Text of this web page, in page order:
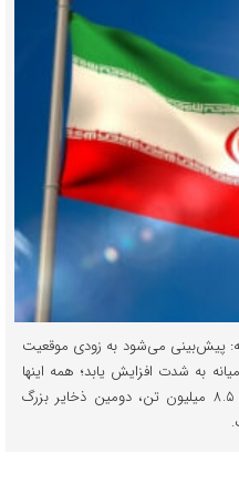
پیش‌بینی می‌شود به زودی موقعیت
به شدت افزایش یابد؛ همه اینها
پس از کشف ذخایر عظیم لیتیوم حاوی ۸.۵ میلیون تن، دومین ذخایر بزرگ